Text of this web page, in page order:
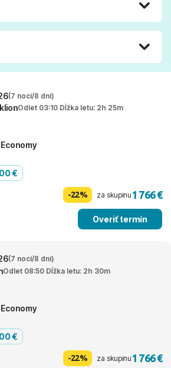
(7 nocí/8 dní)
Odlet 03:10 Dĺžka letu: 2h 25m
€
-22% za skupinu1 766 €
Overiť termín
(7 nocí/8 dní)
Odlet 08:50 Dĺžka letu: 2h 30m
€
-22% za skupinu1 766 €